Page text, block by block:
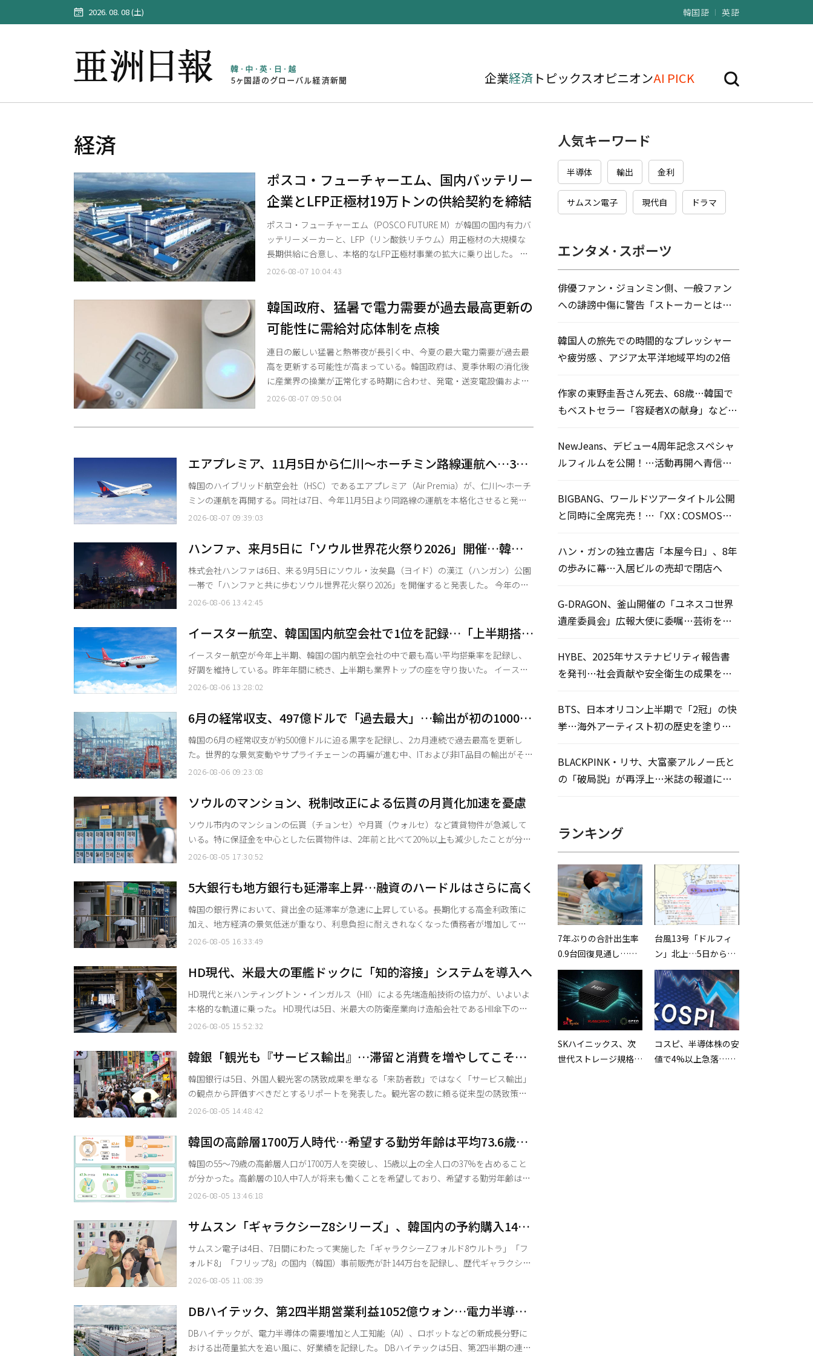
2026. 08. 08 (土) 韓国語 英語
企業経済 トピックスオピニオンAI PICK
経済
ポスコ・フューチャーエム、国内バッテリー
企業とLFP正極材19万トンの供給契約を締結
ポスコ・フューチャーエム（POSCO FUTURE M）が韓国の国内有力バ
ッテリーメーカーと、LFP（リン酸鉄リチウム）用正極材の大規模な
長期供給に合意し、本格的なLFP正極材事業の拡大に乗り出した。 今
回の合意は、北米におけるエネルギー貯蔵システム（ESS）の爆発的
のLFP用正極材を同バッテリー企業に供給する予定だ。両社は今後、
具体的な条件についての詳細な協議を進め、第3四半期中に正式契
2026-08-07 10:04:43
韓国政府、猛暑で電力需要が過去最高更新の
可能性に需給対応体制を点検
連日の厳しい猛暑と熱帯夜が長引く中、今夏の最大電力需要が過去最
高を更新する可能性が高まっている。韓国政府は、夏季休暇の消化後
に産業界の操業が正常化する時期に合わせ、発電・送変電設備および
追加の予備資源の確保状況について集中的な点検に乗り出した。 気候
引所本館にて、キム・ソンファン長官の主宰による「夏季電力需給点
2026-08-07 09:50:04
エアプレミア、11月5日から仁川〜ホーチミン路線運航へ…3年
2ヶ月ぶりの再開
韓国のハイブリッド航空会社（HSC）であるエアプレミア（Air Premia）が、仁川〜ホーチ
ミンの運航を再開する。同社は7日、今年11月5日より同路線の運航を本格化させると発表
した。2023年9月の運航終了以来、約3年2ヶ月ぶりの復活となる。 今回の再開により、両都
ことになりそうだ。 エアプレミアによると、同路線は週5回（月・水・木・土・日）のスケ
ジュールで運航される。仁川国際空港を午後6時40分に出発し、現地時間の同日午後11
2026-08-07 09:39:03
ハンファ、来月5日に「ソウル世界花火祭り2026」開催…韓・
米・英の3カ国が参加
株式会社ハンファは6日、来る9月5日にソウル・汝矣島（ヨイド）の漢江（ハンガン）公園
一帯で「ハンファと共に歩むソウル世界花火祭り2026」を開催すると発表した。 今年の開
催時期は、昨年よりもやや早めに調整された。ハンファ側は、秋夕（チュソク・旧盆）の
の初旬へとスケジュールを前倒ししたと説明している。 今年のフェスティバルには、韓国
を代表する株式会社ハンファをはじめ、アメリカとイギリスを加えた計3カ国の代表花火
2026-08-06 13:42:45
イースター航空、韓国国内航空会社で1位を記録…「上半期搭乗
率93%」
イースター航空が今年上半期、韓国の国内航空会社の中で最も高い平均搭乗率を記録し、
好調を維持している。昨年年間に続き、上半期も業界トップの座を守り抜いた。 イースタ
ー航空は6日、今年1月から6月までの平均搭乗率が93%を記録したと発表した。 国土交通部
を含め、約40路線で2万便を運航した。提供した総座席数370万席のうち343万人が搭乗し、
平均搭乗率93%を達成した。この数値は、国内航空会社の平均搭乗率（89%）を4%上回る
2026-08-06 13:28:02
6月の経常収支、497億ドルで「過去最大」…輸出が初の1000億
ドル突破
韓国の6月の経常収支が約500億ドルに迫る黒字を記録し、2カ月連続で過去最高を更新し
た。世界的な景気変動やサプライチェーンの再編が進む中、ITおよび非IT品目の輸出がそろ
って急増したことが牽引役となった。 韓国銀行が6日に発表した国際収支の暫定統計による
だった5月（386億1000万ドル）を大きく上回り、統計開始以来最大の黒字幅を塗り替え
た。 今年1月から6月までの累計経常収支の黒字額は1910億1000万ドルに達し、前年同期（
2026-08-06 09:23:08
ソウルのマンション、税制改正による伝貰の月貰化加速を憂慮
ソウル市内のマンションの伝貰（チョンセ）や月貰（ウォルセ）など賃貸物件が急減して
いる。特に保証金を中心とした伝貰物件は、2年前と比べて20％以上も減少したことが分か
った。 不動産ビッグデータプラットフォーム「ASIL（アシル）」の集計によると、今月4日
（2万9754件）と比べて28.9％増加した。 しかし、物件の構成比率は大きく変化している。
直近の調査では、伝貰物件が2万803件で全体の54.2％、月払い方式の月貰物件が1万75
2026-08-05 17:30:52
5大銀行も地方銀行も延滞率上昇…融資のハードルはさらに高く
韓国の銀行界において、貸出金の延滞率が急速に上昇している。長期化する高金利政策に
加え、地方経済の景気低迷が重なり、利息負担に耐えきれなくなった債務者が増加してい
るためである。資産健全性の管理負担が増す中、下半期（7〜12月）における銀行界の貸出
山、BNK慶南、iMバンク、全北、光州の地方拠点銀行5行における今年第2四半期末の平均延
2026-08-05 16:33:49
HD現代、米最大の軍艦ドックに「知的溶接」システムを導入へ
HD現代と米ハンティングトン・インガルス（HII）による先端造船技術の協力が、いよいよ
本格的な軌道に乗った。 HD現代は5日、米最大の防衛産業向け造船会社であるHII傘下のイ
ンガルス造船所において、生産性向上のための実証事業に着手したと発表した。ミシシッ
業は、両社が2025年にワシントンで開催された海洋航空宇宙展示会（SAS 2025）で締結し
た「船舶建造の生産性向上および先端造船技術協力に関する覚書（MOU）」の一環として
2026-08-05 15:52:32
韓銀「観光も『サービス輸出』…滞留と消費を増やしてこそ成
長効果」
韓国銀行は5日、外国人観光客の誘致成果を単なる「来訪者数」ではなく「サービス輸出」
の観点から評価すべきだとするリポートを発表した。観光客の数に頼る従来型の誘致策か
ら脱却し、滞在期間の長期化や消費額の拡大を通じて、経済成長と付加価値創出の効果を
ら見た観光産業の成長効果と政策方向』と題するリポートで、2000年以降の観光輸出によ
る国内総生産（GDP）成長寄与度が年平均0.04パーセントポイントと推計されたと明らかに
し
2026-08-05 14:48:42
韓国の高齢層1700万人時代…希望する勤労年齢は平均73.6歳・
月平均賃金は300万ウォン以上
韓国の55〜79歳の高齢層人口が1700万人を突破し、15歳以上の全人口の37%を占めること
が分かった。高齢層の10人中7人が将来も働くことを希望しており、希望する勤労年齢は平
均73.6歳と集계された。 国家データ処は5日、こうした内容を盛り込んだ「2026年5月の経
口は1701万7000人で、1年前より57万人増加した。15歳以上の全人口（4598万4000人）の
37.0%を占める。 高齢層の経済活動人口（就業者＋失業者）は1036万2000人で、前年よ
2026-08-05 13:46:18
サムスン「ギャラクシーZ8シリーズ」、韓国内の予約購入144
万台…「過去最多」
サムスン電子は4日、7日間にわたって実施した「ギャラクシーZフォルド8ウルトラ」「フ
ォルド8」「フリップ8」の国内（韓国）事前販売が計144万台を記録し、歴代ギャラクシー
スマートフォンの予約販売における最高記録を更新したと発表した。これまでの最高記録
った。 今回の販売量は、7日間という期間を基準にすると1分当たり約140台が売れた計算に
なる。直近のギャラクシーZシリーズの最高記録である2025年の「フォルド7・フリップ7
2026-08-05 11:08:39
DBハイテック、第2四半期営業利益1052億ウォン…電力半導
体・AI需要増で売上高23%増
DBハイテックが、電力半導体の需要増加と人工知能（AI）、ロボットなどの新成長分野に
おける出荷量拡大を追い風に、好業績を記録した。 DBハイテックは5日、第2四半期の連結
人気キーワード
半導体 輸出 金利
サムスン電子 現代自 ドラマ
エンタメ·スポーツ
俳優ファン・ジョンミン側、一般ファン
への誹謗中傷に警告「ストーカーとは無
韓国人の旅先での時間的なプレッシャー
や疲労感 、アジア太平洋地域平均の2倍
作家の東野圭吾さん死去、68歳…韓国で
もベストセラー「容疑者Xの献身」など多
NewJeans、デビュー4周年記念スペシャ
ルフィルムを公開！…活動再開へ青信号
BIGBANG、ワールドツアータイトル公開
と同時に全席完売！…「XX : COSMOS」
ハン・ガンの独立書店「本屋今日」、8年
の歩みに幕…入居ビルの売却で閉店へ
G-DRAGON、釜山開催の「ユネスコ世界
遺産委員会」広報大使に委嘱…芸術を通
HYBE、2025年サステナビリティ報告書
を発刊…社会貢献や安全衛生の成果を公
BTS、日本オリコン上半期で「2冠」の快
挙…海外アーティスト初の歴史を塗り替
BLACKPINK・リサ、大富豪アルノー氏と
の「破局説」が再浮上…米誌の報道にフ
ランキング
7年ぶりの合計出生率
0.9台回復見通し…進
む高齢化構造への懸念
は拭えず
台風13号「ドルフィ
ン」北上…5日から7
日頃にかけて影響が大
きくなる見込み
SKハイニックス、次
世代ストレージ規格
コスピ、半導体株の安
値で4%以上急落…